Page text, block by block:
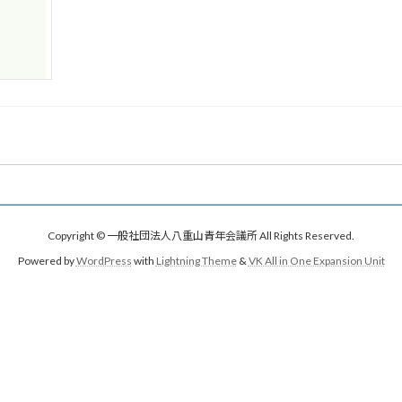
Copyright © 一般社団法人八重山青年会議所 All Rights Reserved.
Powered byWordPress with Lightning Theme&VK All in One Expansion Unit